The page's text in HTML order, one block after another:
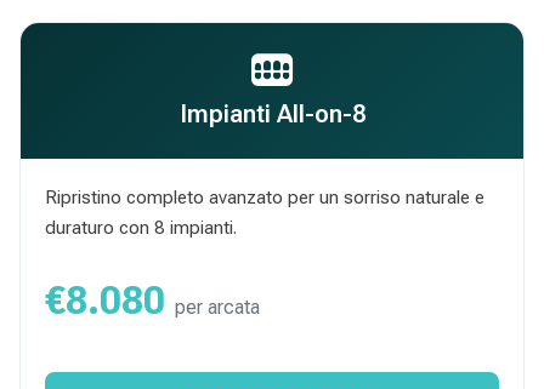
Impianti All-on-8
Ripristino completo avanzato per un sorriso naturale e
duraturo con 8 impianti.
€8.080 per arcata